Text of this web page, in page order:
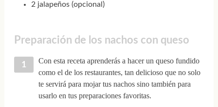
2 jalapeños (opcional)
Preparación de los nachos con queso
Con esta receta aprenderás a hacer un queso fundido
como el de los restaurantes, tan delicioso que no solo
te servirá para mojar tus nachos sino también para
usarlo en tus preparaciones favoritas.